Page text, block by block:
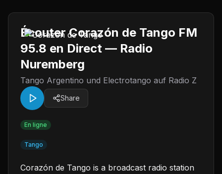
Écouter Corazón de Tango FM
95.8 en Direct — Radio
Nuremberg
Tango Argentino und Electrotango auf Radio Z
Share
En ligne
Tango
Corazón de Tango is a broadcast radio station